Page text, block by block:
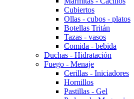
Cubiertos
Ollas - cubos - platos
Botellas Tritán
Tazas - vasos
Comida - bebida
Duchas - Hidratación
Fuego - Menaje
Cerillas - Iniciadores
Hornillos
Pastillas - Gel